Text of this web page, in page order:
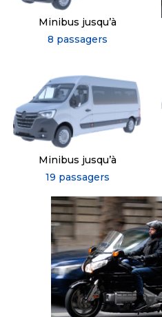
Minibus jusqu’à
8 passagers
Minibus jusqu’à
19 passagers